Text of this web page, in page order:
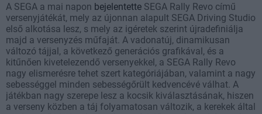
A SEGA a mai napon bejelentette SEGA Rally Revo című
versenyjátékát, mely az újonnan alapult SEGA Driving Studio
első alkotása lesz, s mely az igéretek szerint újradefiniálja
majd a versenyzés műfaját. A vadonatúj, dinamikusan
változó tájjal, a következő generációs grafikával, és a
kitűnően kivetelezendő versenyekkel, a SEGA Rally Revo
nagy elismerésre tehet szert kategóriájában, valamint a nagy
sebességgel minden sebességőrült kedvencévé válhat. A
játékban nagy szerepe lesz a kocsik kiválasztásának, hiszen
a verseny közben a táj folyamatosan változik, a kerekek által